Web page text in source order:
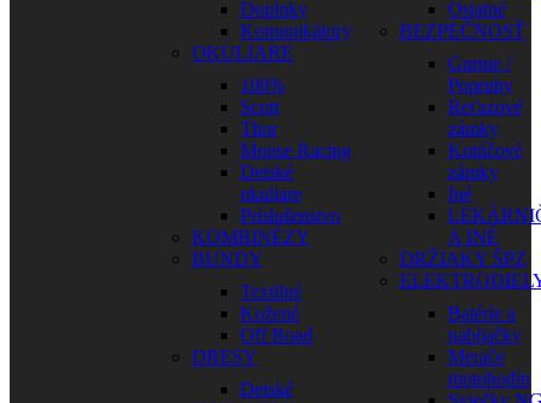
Doplnky
Komunikátory
OKULIARE
100%
Scott
Thor
Moose Racing
Detské
okuliare
Príslušenstvo
KOMBINÉZY
BUNDY
Textilné
Kožené
Off Road
DRESY
Detské
Ostatné
BEZPEČNOSŤ
Gurtne /
Popruhy
Reťazové
zámky
Kotúčové
zámky
Iné
A INÉ
DRŽIAKY ŠPZ
Batérie a
nabíjačky
Merače
motohodín